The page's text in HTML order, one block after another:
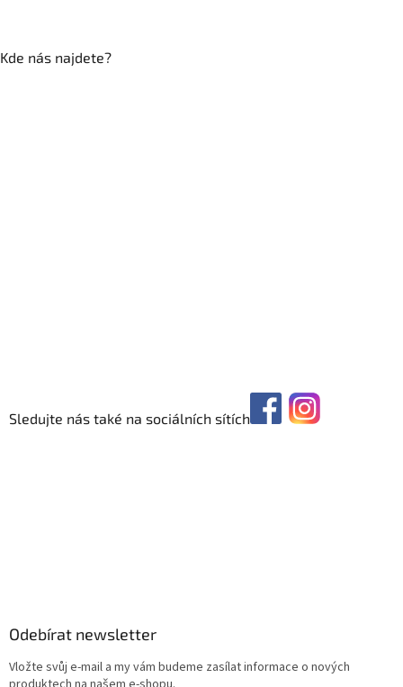
Kde nás najdete?
Sledujte nás také na sociálních sítích
Odebírat newsletter
Vložte svůj e-mail a my vám budeme zasílat informace o nových